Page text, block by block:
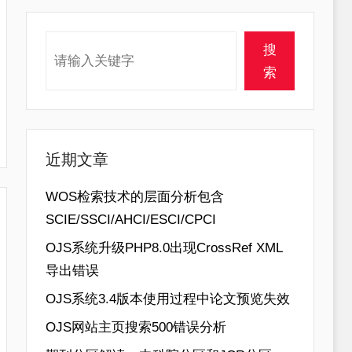
搜
索
近期文章
WOS检索技术的层面分析包含
SCIE/SSCI/AHCI/ESCI/CPCI
OJS系统升级PHP8.0出现CrossRef XML
导出错误
OJS系统3.4版本使用过程中论文预览失效
OJS网站主页搜索500错误分析